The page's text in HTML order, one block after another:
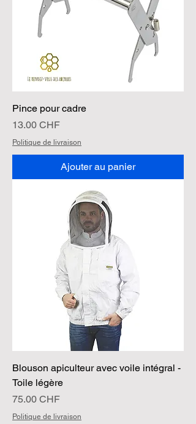
Pince pour cadre
Prix
13.00 CHF
Politique de livraison
Ajouter au panier
Blouson apiculteur avec voile intégral -
Toile légère
Prix
75.00 CHF
Politique de livraison